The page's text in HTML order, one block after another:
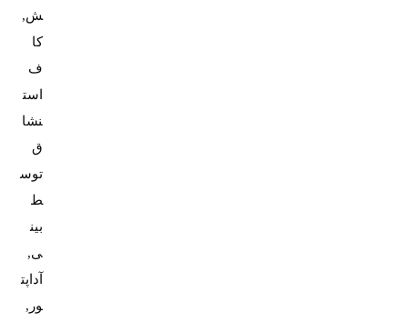
ش,
کا
ف
است
نشا
ق
توس
ط
بین
ی,
آداپت
ور,